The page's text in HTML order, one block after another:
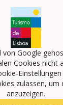
Google
Cookies nicht
zulassen, um
anzuzeigen.